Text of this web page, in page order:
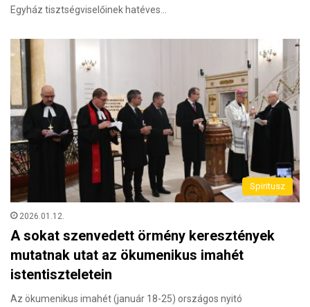
Egyház tisztségviselőinek hatéves…
Spiritusz
2026.01.12.
A sokat szenvedett örmény keresztények
mutatnak utat az ökumenikus imahét
istentiszteletein
Az ökumenikus imahét (január 18-25) országos nyitó